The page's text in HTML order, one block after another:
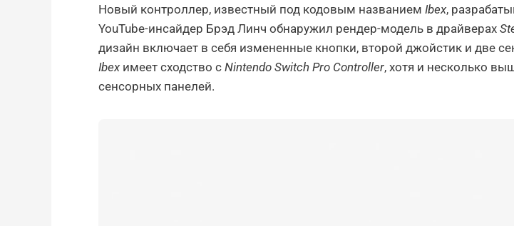
Новый контроллер, известный под кодовым названием Ibex,
YouTube-инсайдер Брэд Линч обнаружил рендер-модель в драйверах
дизайн включает в себя измененные кнопки, второй джойстик и две
Ibex имеет сходство с Nintendo Switch Pro Controller, хотя и несколько
сенсорных панелей.